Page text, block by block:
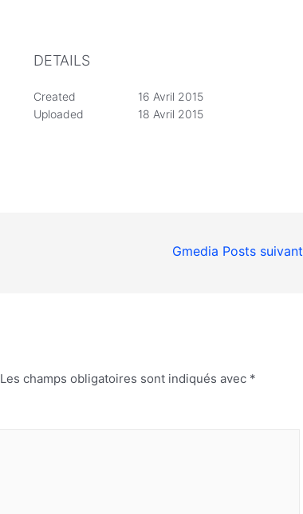
DETAILS
Created
16 Avril 2015
Uploaded
18 Avril 2015
Gmedia Posts suivant
Les champs obligatoires sont indiqués avec *